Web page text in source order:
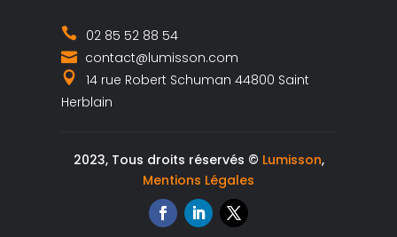
02 85 52 88 54
contact@lumisson.com
14 rue Robert Schuman 44800 Saint
Herblain
2023, Tous droits réservés © Lumisson,
Mentions Légales